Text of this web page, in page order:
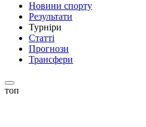
Новини спорту
Результати
Турніри
Статті
Прогнози
Трансфери
топ